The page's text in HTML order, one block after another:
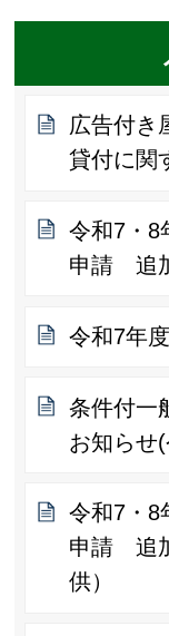
広告付き
貸付に関
令和7・8
申請 追
令和7年
条件付一
お知らせ
令和7・8
申請 追
供）